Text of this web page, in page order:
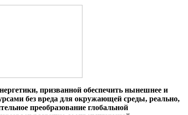
призванной обеспечить нынешнее и
без вреда для окружающей среды, реально,
преобразование глобальной